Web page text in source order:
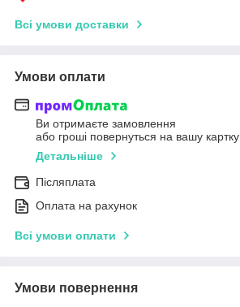
Всі умови доставки
Умови оплати
Ви отримаєте замовлення
або гроші повернуться на вашу картку
Детальніше
Післяплата
Оплата на рахунок
Всі умови оплати
Умови повернення